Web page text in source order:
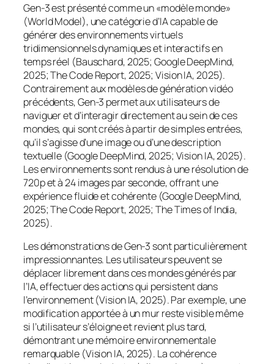
Gen-3 est présenté comme un «modèle monde»
(World Model), une catégorie d’IA capable de
générer des environnements virtuels
tridimensionnels dynamiques et interactifs en
temps réel (Bauschard, 2025; Google DeepMind,
2025; The Code Report, 2025; Vision IA, 2025).
Contrairement aux modèles de génération vidéo
précédents, Gen-3 permet aux utilisateurs de
naviguer et d’interagir directement au sein de ces
mondes, qui sont créés à partir de simples entrées,
qu’il s’agisse d’une image ou d’une description
textuelle (Google DeepMind, 2025; Vision IA, 2025).
Les environnements sont rendus à une résolution de
720p et à 24 images par seconde, offrant une
expérience fluide et cohérente (Google DeepMind,
2025; The Code Report, 2025; The Times of India,
2025).
Les démonstrations de Gen-3 sont particulièrement
impressionnantes. Les utilisateurs peuvent se
déplacer librement dans ces mondes générés par
l’IA, effectuer des actions qui persistent dans
l’environnement (Vision IA, 2025). Par exemple, une
modification apportée à un mur reste visible même
si l’utilisateur s’éloigne et revient plus tard,
démontrant une mémoire environnementale
remarquable (Vision IA, 2025). La cohérence